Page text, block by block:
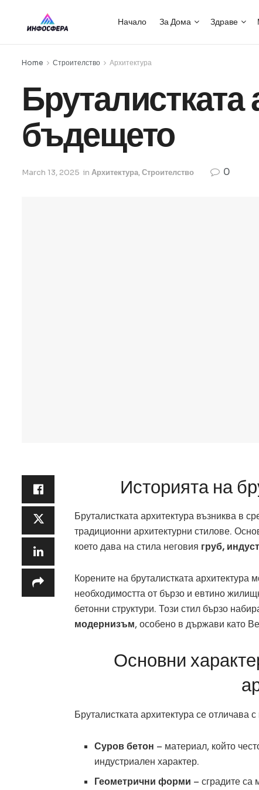
Начало За Дома Здраве
Home Строителство Архитектура
бъдещето
March 13, 2025 in Архитектура,Строителство 0
Историята на
Бруталистката архитектура възниква в
традиционни архитектурни стилове.
което дава на стила неговия груб,
Корените на бруталистката архитектура
необходимостта от бързо и евтино
бетонни структури. Този стил бързо
модернизъм, особено в държави като
Основни
Бруталистката архитектура се отличава
Суров бетон – материал, който
индустриален характер.
Геометрични форми – сградите са